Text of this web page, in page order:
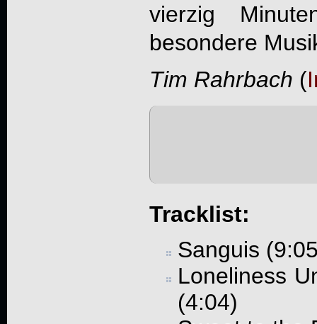
vierzig
besondere
Tim Rahrbach (
Tracklist:
Sanguis
Loneliness
(4:04)